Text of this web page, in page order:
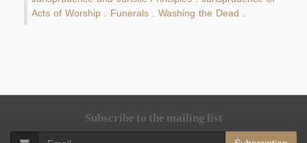
Acts of Worship Funerals Washing the Dead
Subscribe to the mailing list